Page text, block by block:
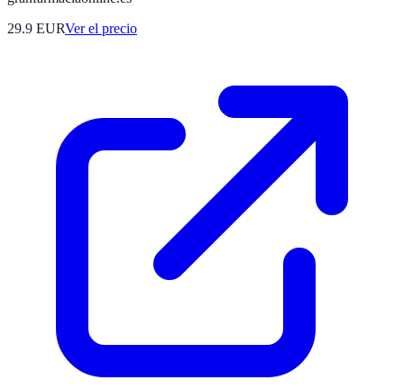
29.9 EURVer el precio